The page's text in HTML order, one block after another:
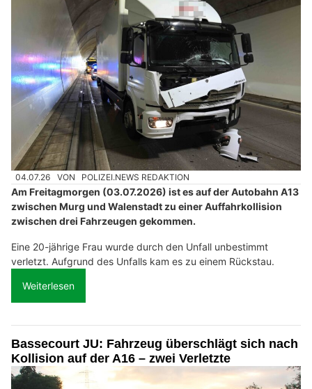
04.07.26 VON POLIZEI.NEWS REDAKTION
Am Freitagmorgen (03.07.2026) ist es auf der Autobahn A13
zwischen Murg und Walenstadt zu einer Auffahrkollision
zwischen drei Fahrzeugen gekommen.
Eine 20-jährige Frau wurde durch den Unfall unbestimmt
verletzt. Aufgrund des Unfalls kam es zu einem Rückstau.
Weiterlesen
Bassecourt JU: Fahrzeug überschlägt sich nach
Kollision auf der A16 – zwei Verletzte